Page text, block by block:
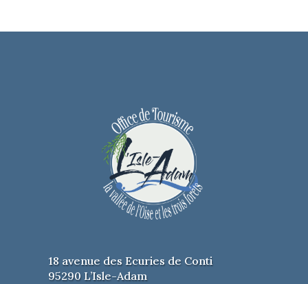
18 avenue des Ecuries de Conti
95290 L’Isle-Adam